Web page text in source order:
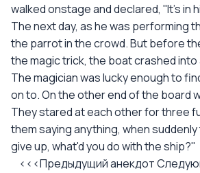
walked onstage and declared, ''It's in
The next day, as he was performing
the parrot in the crowd. But before
the magic trick, the boat crashed into
The magician was lucky enough to
on to. On the other end of the board
They stared at each other for three
them saying anything, when
give up, what'd you do with the ship?''
<<<Предыдущий анекдот